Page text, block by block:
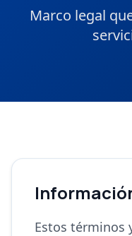
Marco legal
Estos términos